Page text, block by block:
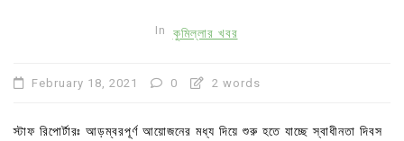
In কুমিল্লার খবর
February 18, 2021 0 2 words
স্টাফ রিপোর্টারঃ আড়ম্বরপূর্ণ আয়োজনের মধ্য দিয়ে শুরু হতে যাচ্ছে স্বাধীনতা দিবস